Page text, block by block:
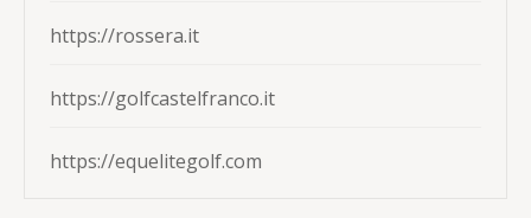
https://rossera.it
https://golfcastelfranco.it
https://equelitegolf.com